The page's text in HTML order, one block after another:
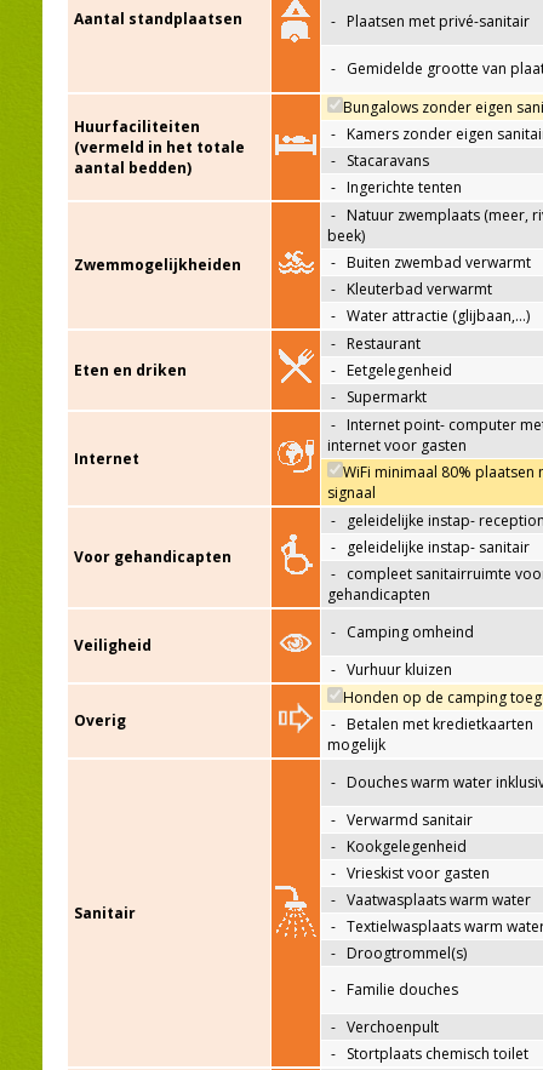
Aantal standplaatsen
- Plaatsen met privé-sanitair
- Gemidelde grootte van
Huurfaciliteiten
(vermeld in het totale
aantal bedden)
Bungalows zonder eigen
- Kamers zonder eigen
- Stacaravans
- Ingerichte tenten
Zwemmogelijkheiden
- Natuur zwemplaats (meer,
beek)
- Buiten zwembad verwarmt
- Kleuterbad verwarmt
- Water attractie (glijbaan,…)
Eten en driken
- Restaurant
- Eetgelegenheid
- Supermarkt
Internet
- Internet point- computer
internet voor gasten
WiFi minimaal 80% plaatsen
signaal
Voor gehandicapten
-
geleidelijke instap-
-
geleidelijke instap- sanitair
- compleet sanitairruimte
gehandicapten
Veiligheid
- Camping omheind
- Vurhuur kluizen
Overig
Honden op de camping
- Betalen met kredietkaarten
mogelijk
Sanitair
- Douches warm water
- Verwarmd sanitair
- Kookgelegenheid
- Vrieskist voor gasten
- Vaatwasplaats warm water
- Textielwasplaats warm
- Droogtrommel(s)
- Familie douches
- Verchoenpult
- Stortplaats chemisch toilet